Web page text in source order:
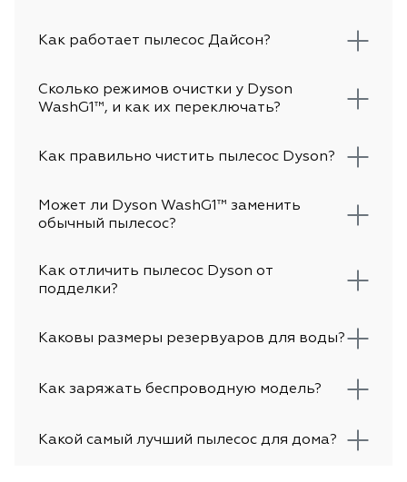
Как работает пылесос Дайсон?
Сколько режимов очистки у Dyson
WashG1™, и как их переключать?
Как правильно чистить пылесос Dyson?
Может ли Dyson WashG1™ заменить
обычный пылесос?
Как отличить пылесос Dyson от
подделки?
Каковы размеры резервуаров для воды?
Как заряжать беспроводную модель?
Какой самый лучший пылесос для дома?